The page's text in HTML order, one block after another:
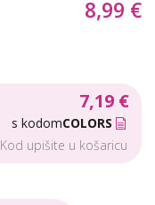
8,99 €
7,19 €
s kodomCOLORS
Kod upišite u košaricu